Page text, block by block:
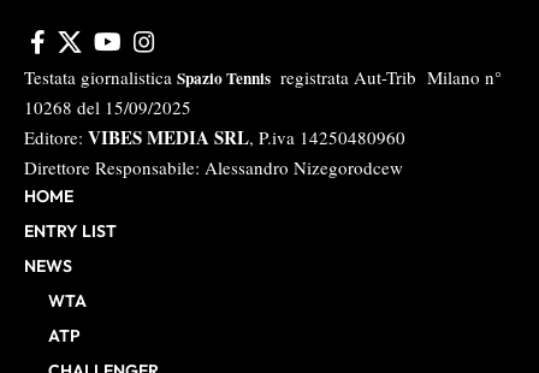
Testata giornalistica Spazio Tennis registrata Aut-Trib Milano n°
10268 del 15/09/2025
Editore: VIBES MEDIA SRL, P.iva 14250480960
Direttore Responsabile: Alessandro Nizegorodcew
HOME
ENTRY LIST
NEWS
WTA
ATP